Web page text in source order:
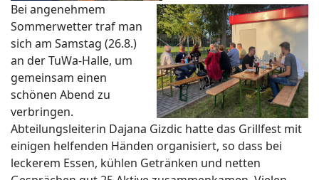
Bei angenehmem
Sommerwetter traf man
sich am Samstag (26.8.)
an der TuWa-Halle, um
gemeinsam einen
schönen Abend zu
verbringen.
Abteilungsleiterin Dajana Gizdic hatte das Grillfest mit
einigen helfenden Händen organisiert, so dass bei
leckerem Essen, kühlen Getränken und netten